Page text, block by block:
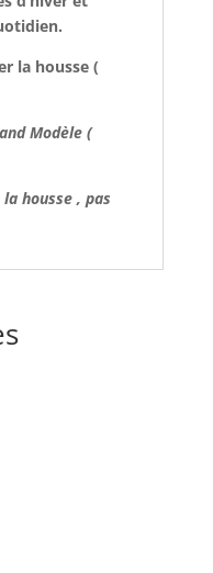
la housse (
Modèle (
housse , pas